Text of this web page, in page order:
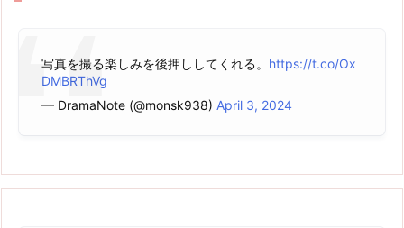
写真を撮る楽しみを後押ししてくれる。 https://t.co/Ox
DMBRThVg
— DramaNote (@monsk938) April 3, 2024